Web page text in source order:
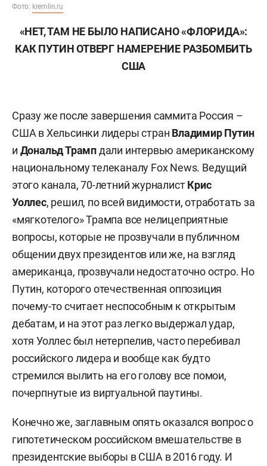
Фото: kremlin.ru
«НЕТ, ТАМ НЕ БЫЛО НАПИСАНО «ФЛОРИДА»:
КАК ПУТИН ОТВЕРГ НАМЕРЕНИЕ РАЗБОМБИТЬ
США
Сразу же после завершения саммита Россия –
США в Хельсинки лидеры стран Владимир Путин
и Дональд Трампдали интервью американскому
национальному телеканалу Fox News. Ведущий
этого канала, 70-летний журналистКрис
Уоллес, решил, по всей видимости, отработать за
«мягкотелого» Трампа все нелицеприятные
вопросы, которые не прозвучали в публичном
общении двух президентов или же, на взгляд
американца, прозвучали недостаточно остро. Но
Путин, которого отечественная оппозиция
почему-то считает неспособным к открытым
дебатам, и на этот раз легко выдержал удар,
хотя Уоллес был нетерпелив, часто перебивал
российского лидера и вообще как будто
стремился вылить на его голову все помои,
почерпнутые из виртуальной паутины.
Конечно же, заглавным опять оказался вопрос о
гипотетическом российском вмешательстве в
президентские выборы в США в 2016 году. И